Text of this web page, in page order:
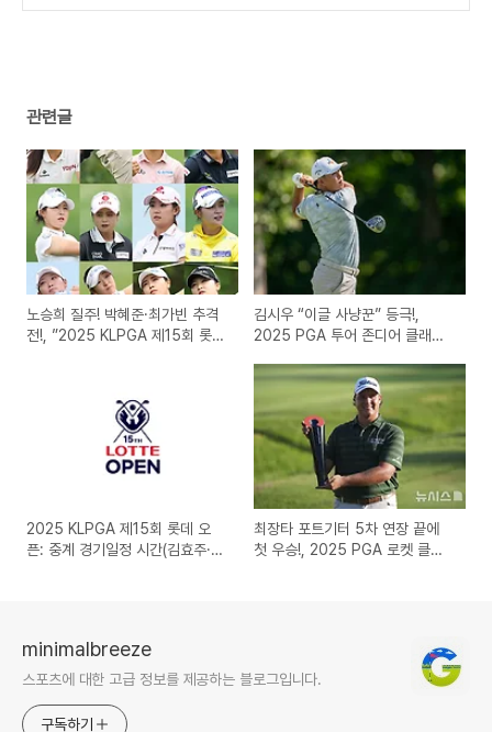
관련글
노승희 질주! 박혜준·최가빈 추격
전!, ”2025 KLPGA 제15회 롯데
김시우 “이글 사냥꾼” 등극!,
2025 PGA 투어 존디어 클래식:
2025 KLPGA 제15회 롯데 오
픈: 중계 경기일정 시간(김효주·최
최장타 포트기터 5차 연장 끝에
첫 우승!, 2025 PGA 로켓 클래
minimalbreeze
스포츠에 대한 고급 정보를 제공하는 블로그입니다.
구독하기